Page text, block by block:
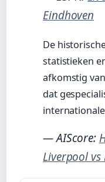
Eindhoven
De
statistieken
afkomstig van
dat
— AIScore:
Liverpool vs